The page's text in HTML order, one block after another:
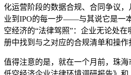
化运营阶段的数据合规、合同争议，
业到IPO的每一步——与其说它是一
空经济的“法律驾照”：企业无论处
册中找到与之对应的合规清单和操作
值得注意的是，就在一个月前，珠